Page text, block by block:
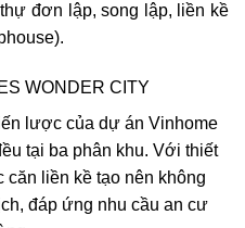
đơn lập, song lập, liền kề
WONDER CITY
lược của dự án Vinhome
tại ba phân khu. Với thiết
căn liền kề tạo nên không
đáp ứng nhu cầu an cư